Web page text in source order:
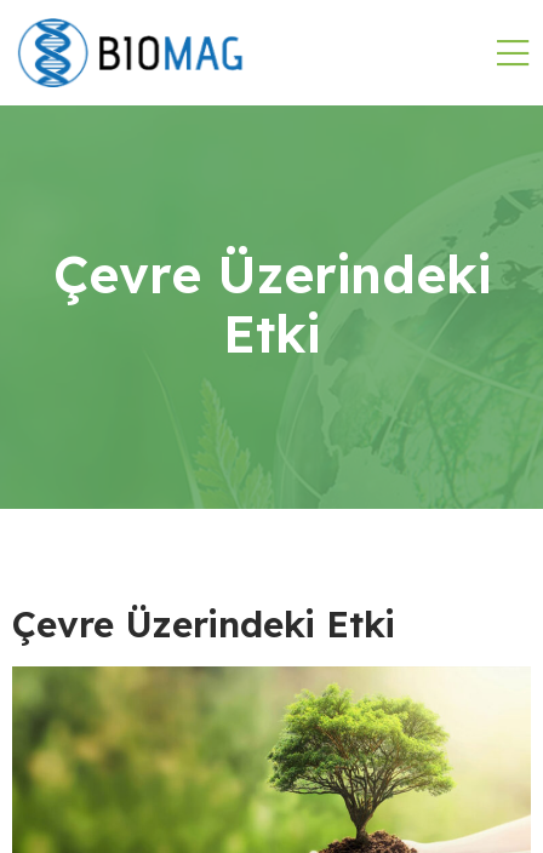
Çevre Üzerindeki
Etki
Çevre Üzerindeki Etki